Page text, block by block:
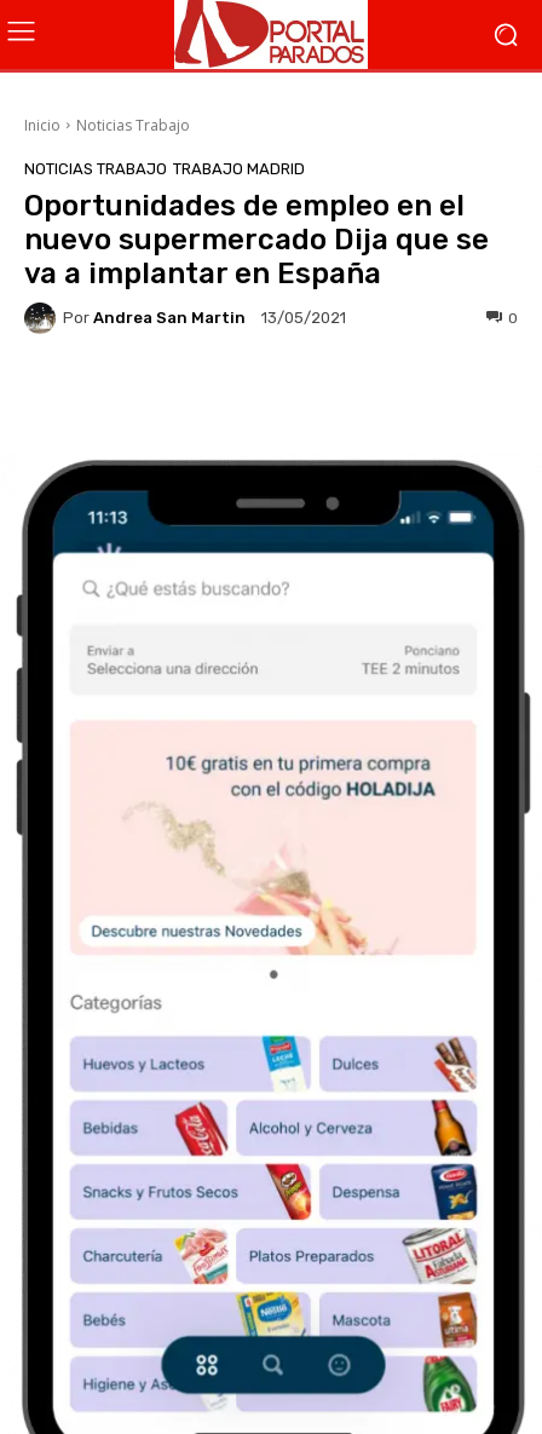
Inicio Noticias Trabajo
NOTICIAS TRABAJO TRABAJO MADRID
Oportunidades de empleo en el
nuevo supermercado Dija que se
va a implantar en España
Por Andrea San Martin 13/05/2021 0